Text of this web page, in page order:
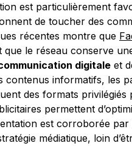
est particulièrement
de toucher des
récentes montre que
que le réseau conserve
digitale et
contenus informatifs, les
des formats privilégiés
permettent
est corroborée par
médiatique, loin